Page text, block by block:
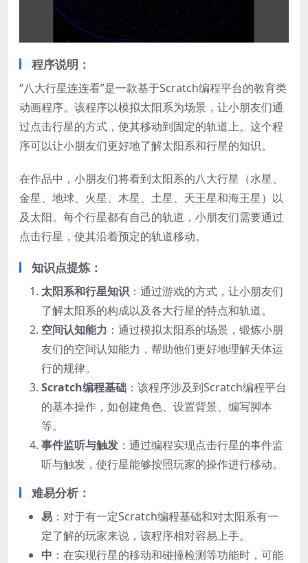
程序说明：
“八大行星连连看”是一款基于Scratch编程平台的教育类
动画程序。该程序以模拟太阳系为场景，让小朋友们通
过点击行星的方式，使其移动到固定的轨道上。这个程
序可以让小朋友们更好地了解太阳系和行星的知识。
在作品中，小朋友们将看到太阳系的八大行星（水星、
金星、地球、火星、木星、土星、天王星和海王星）以
及太阳。每个行星都有自己的轨道，小朋友们需要通过
点击行星，使其沿着预定的轨道移动。
知识点提炼：
太阳系和行星知识 ：通过游戏的方式，让小朋友们
了解太阳系的构成以及各大行星的特点和轨道。
空间认知能力 ：通过模拟太阳系的场景，锻炼小朋
友们的空间认知能力，帮助他们更好地理解天体运
行的规律。
Scratch编程基础 ：该程序涉及到Scratch编程平台
的基本操作，如创建角色、设置背景、编写脚本
等。
事件监听与触发 ：通过编程实现点击行星的事件监
听与触发，使行星能够按照玩家的操作进行移动。
难易分析：
易 ：对于有一定Scratch编程基础和对太阳系有一
定了解的玩家来说，该程序相对容易上手。
中 ：在实现行星的移动和碰撞检测等功能时，可能